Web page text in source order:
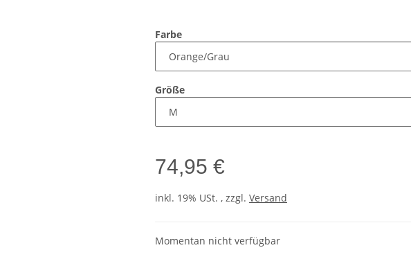
Farbe
Größe
74,95 €
inkl. 19% USt. , zzgl. Versand
Momentan nicht verfügbar